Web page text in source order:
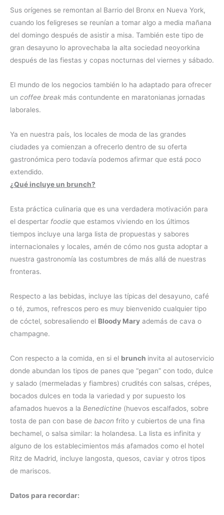
Sus orígenes se remontan al Barrio del Bronx en Nueva York,
cuando los feligreses se reunían a tomar algo a media mañana
del domingo después de asistir a misa. También este tipo de
gran desayuno lo aprovechaba la alta sociedad neoyorkina
después de las fiestas y copas nocturnas del viernes y sábado.
El mundo de los negocios también lo ha adaptado para ofrecer
un coffee break más contundente en maratonianas jornadas
laborales.
Ya en nuestra país, los locales de moda de las grandes
ciudades ya comienzan a ofrecerlo dentro de su oferta
gastronómica pero todavía podemos afirmar que está poco
extendido.
¿Qué incluye un brunch?
Esta práctica culinaria que es una verdadera motivación para
el despertar foodie que estamos viviendo en los últimos
tiempos incluye una larga lista de propuestas y sabores
internacionales y locales, amén de cómo nos gusta adoptar a
nuestra gastronomía las costumbres de más allá de nuestras
fronteras.
Respecto a las bebidas, incluye las típicas del desayuno, café
o té, zumos, refrescos pero es muy bienvenido cualquier tipo
de cóctel, sobresaliendo el Bloody Mary además de cava o
champagne.
Con respecto a la comida, en si el brunch invita al autoservicio
donde abundan los tipos de panes que “pegan” con todo, dulce
y salado (mermeladas y fiambres) crudités con salsas, crépes,
bocados dulces en toda la variedad y por supuesto los
afamados huevos a la Benedictine (huevos escalfados, sobre
tosta de pan con base de bacon frito y cubiertos de una fina
bechamel, o salsa similar: la holandesa. La lista es infinita y
alguno de los establecimientos más afamados como el hotel
Ritz de Madrid, incluye langosta, quesos, caviar y otros tipos
de mariscos.
Datos para recordar: